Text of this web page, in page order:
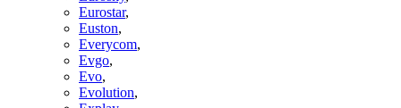
Eurostar,
Euston,
Everycom,
Evgo,
Evo,
Evolution,